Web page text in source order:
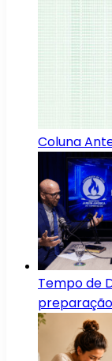
Coluna
Tempo de